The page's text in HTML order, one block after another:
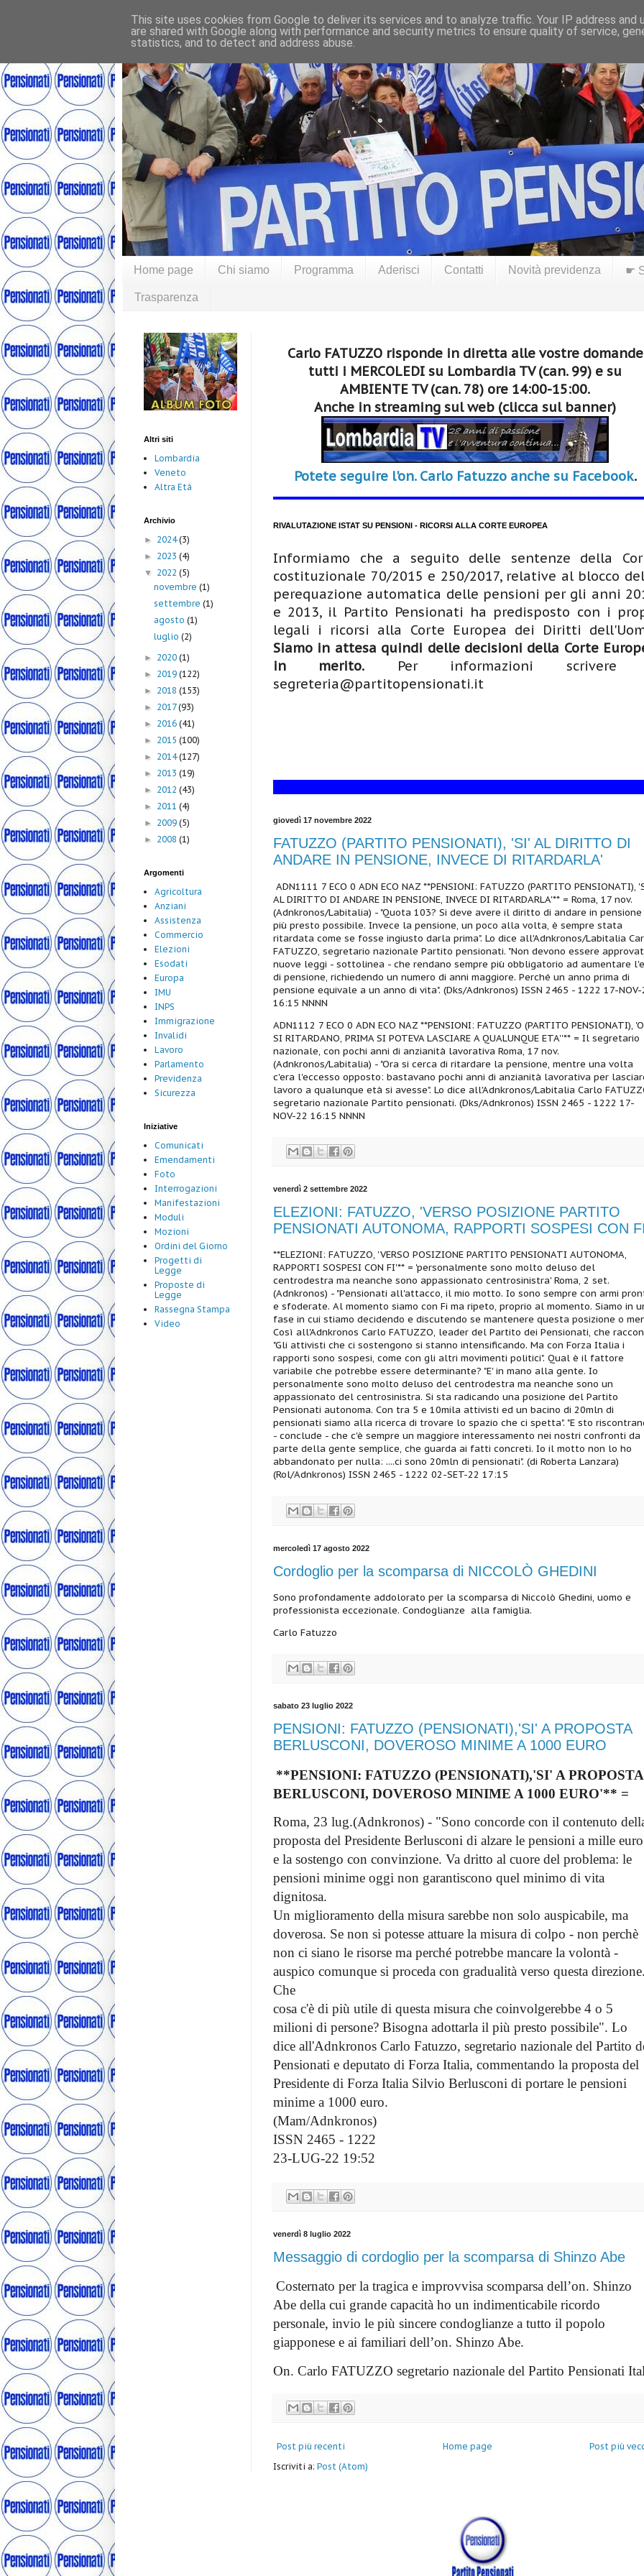
Home page Chi siamo Programma Aderisci Contatti Novità previdenza ☛
Trasparenza
Carlo FATUZZO risponde in diretta alle vostre domande
tutti i MERCOLEDI su Lombardia TV (can. 99) e su
AMBIENTE TV (can. 78) ore 14:00-15:00.
Anche in streaming sul web (clicca sul banner)
Potete seguire l'on. Carlo Fatuzzo anche su Facebook.
RIVALUTAZIONE ISTAT SU PENSIONI - RICORSI ALLA CORTE EUROPEA
Informiamo che a seguito delle sentenze della
costituzionale 70/2015 e 250/2017, relative al blocco
perequazione automatica delle pensioni per gli anni
e 2013, il Partito Pensionati ha predisposto con i
legali i ricorsi alla Corte Europea dei Diritti
Siamo in attesa quindi delle decisioni della Corte
in merito. Per informazioni scrivere
segreteria@partitopensionati.it
giovedì 17 novembre 2022
FATUZZO (PARTITO PENSIONATI), 'SI' AL DIRITTO DI
ANDARE IN PENSIONE, INVECE DI RITARDARLA'
ADN1111 7 ECO 0 ADN ECO NAZ **PENSIONI: FATUZZO (PARTITO PENSIONATI),
AL DIRITTO DI ANDARE IN PENSIONE, INVECE DI RITARDARLA'** = Roma, 17 nov.
(Adnkronos/Labitalia) - "Quota 103? Si deve avere il diritto di andare in
più presto possibile. Invece la pensione, un poco alla volta, è sempre stata
ritardata come se fosse ingiusto darla prima". Lo dice all'Adnkronos/Labitalia
FATUZZO, segretario nazionale Partito pensionati. "Non devono essere
nuove leggi - sottolinea - che rendano sempre più obbligatorio ad aumentare
di pensione, richiedendo un numero di anni maggiore. Perché un anno prima di
pensione equivale a un anno di vita". (Dks/Adnkronos) ISSN 2465 - 1222 17-
16:15 NNNN
ADN1112 7 ECO 0 ADN ECO NAZ **PENSIONI: FATUZZO (PARTITO PENSIONATI),
SI RITARDANO, PRIMA SI POTEVA LASCIARE A QUALUNQUE ETA''** = Il segretario
nazionale, con pochi anni di anzianità lavorativa Roma, 17 nov.
(Adnkronos/Labitalia) - "Ora si cerca di ritardare la pensione, mentre una volta
c'era l'eccesso opposto: bastavano pochi anni di anzianità lavorativa per
lavoro a qualunque età si avesse". Lo dice all'Adnkronos/Labitalia Carlo
segretario nazionale Partito pensionati. (Dks/Adnkronos) ISSN 2465 - 1222 17-
NOV-22 16:15 NNNN
venerdì 2 settembre 2022
ELEZIONI: FATUZZO, 'VERSO POSIZIONE PARTITO
PENSIONATI AUTONOMA, RAPPORTI SOSPESI CON
**ELEZIONI: FATUZZO, 'VERSO POSIZIONE PARTITO PENSIONATI AUTONOMA,
RAPPORTI SOSPESI CON FI'** = 'personalmente sono molto deluso del
centrodestra ma neanche sono appassionato centrosinistra' Roma, 2 set.
(Adnkronos) - "Pensionati all'attacco, il mio motto. Io sono sempre con armi
e sfoderate. Al momento siamo con Fi ma ripeto, proprio al momento. Siamo in
fase in cui stiamo decidendo e discutendo se mantenere questa posizione o
Così all'Adnkronos Carlo FATUZZO, leader del Partito dei Pensionati, che
"Gli attivisti che ci sostengono si stanno intensificando. Ma con Forza Italia i
rapporti sono sospesi, come con gli altri movimenti politici". Qual è il fattore
variabile che potrebbe essere determinante? "E' in mano alla gente. Io
personalmente sono molto deluso del centrodestra ma neanche sono un
appassionato del centrosinistra. Si sta radicando una posizione del Partito
Pensionati autonoma. Con tra 5 e 10mila attivisti ed un bacino di 20mln di
pensionati siamo alla ricerca di trovare lo spazio che ci spetta". "E sto
- conclude - che c'è sempre un maggiore interessamento nei nostri confronti da
parte della gente semplice, che guarda ai fatti concreti. Io il motto non lo ho
abbandonato per nulla: ....ci sono 20mln di pensionati". (di Roberta Lanzara)
(Rol/Adnkronos) ISSN 2465 - 1222 02-SET-22 17:15
mercoledì 17 agosto 2022
Cordoglio per la scomparsa di NICCOLÒ GHEDINI
Sono profondamente addolorato per la scomparsa di Niccolò Ghedini, uomo e
professionista eccezionale. Condoglianze alla famiglia.
Carlo Fatuzzo
sabato 23 luglio 2022
PENSIONI: FATUZZO (PENSIONATI),'SI' A PROPOSTA
BERLUSCONI, DOVEROSO MINIME A 1000 EURO
**PENSIONI: FATUZZO (PENSIONATI),'SI' A PROPOSTA
BERLUSCONI, DOVEROSO MINIME A 1000 EURO'** =
Roma, 23 lug.(Adnkronos) - "Sono concorde con il contenuto
proposta del Presidente Berlusconi di alzare le pensioni a mille
e la sostengo con convinzione. Va dritto al cuore del problema: le
pensioni minime oggi non garantiscono quel minimo di vita
dignitosa.
Un miglioramento della misura sarebbe non solo auspicabile, ma
doverosa. Se non si potesse attuare la misura di colpo - non perchè
non ci siano le risorse ma perché potrebbe mancare la volontà -
auspico comunque si proceda con gradualità verso questa
Che
cosa c'è di più utile di questa misura che coinvolgerebbe 4 o 5
milioni di persone? Bisogna adottarla il più presto possibile". Lo
dice all'Adnkronos Carlo Fatuzzo, segretario nazionale del Partito
Pensionati e deputato di Forza Italia, commentando la proposta del
Presidente di Forza Italia Silvio Berlusconi di portare le pensioni
minime a 1000 euro.
(Mam/Adnkronos)
ISSN 2465 - 1222
23-LUG-22 19:52
venerdì 8 luglio 2022
Messaggio di cordoglio per la scomparsa di Shinzo Abe
Costernato per la tragica e improvvisa scomparsa dell’on. Shinzo
Abe della cui grande capacità ho un indimenticabile ricordo
personale, invio le più sincere condoglianze a tutto il popolo
giapponese e ai familiari dell’on. Shinzo Abe.
On. Carlo FATUZZO segretario nazionale del Partito Pensionati
Post più recenti Post più
Home page
Iscriviti a: Post (Atom)
Altri siti
Lombardia
Veneto
Altra Età
Archivio
► 2024(3)
► 2023 (4)
▼ 2022 (5)
novembre(1)
settembre(1)
agosto(1)
luglio(2)
► 2020 (1)
► 2019 (122)
► 2018 (153)
► 2017(93)
► 2016 (41)
► 2015 (100)
► 2014(127)
► 2013 (19)
► 2012 (43)
► 2011 (4)
► 2009 (5)
► 2008 (1)
Argomenti
Agricoltura
Anziani
Assistenza
Commercio
Elezioni
Esodati
Europa
IMU
INPS
Immigrazione
Invalidi
Lavoro
Parlamento
Previdenza
Sicurezza
Iniziative
Comunicati
Emendamenti
Foto
Interrogazioni
Manifestazioni
Moduli
Mozioni
Ordini del Giorno
Progetti di
Legge
Proposte di
Legge
Rassegna Stampa
Video
This site uses cookies from Google to deliver its services and to analyze traffic. Your IP address and
are shared with Google along with performance and security metrics to ensure quality of service,
statistics, and to detect and address abuse.